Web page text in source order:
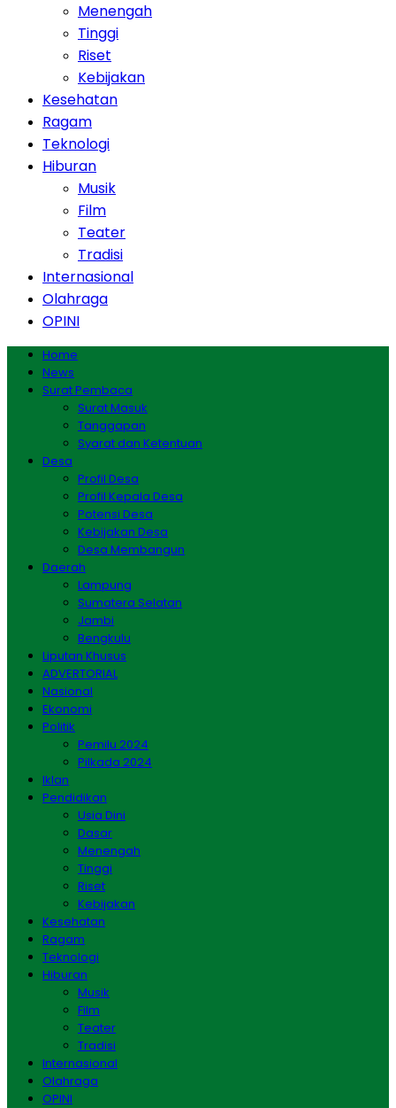
Menengah
Tinggi
Riset
Kebijakan
Kesehatan
Ragam
Teknologi
Hiburan
Musik
Film
Teater
Tradisi
Internasional
Olahraga
OPINI
Home
News
Surat Pembaca
Surat Masuk
Tanggapan
Syarat dan Ketentuan
Desa
Profil Desa
Profil Kepala Desa
Potensi Desa
Kebijakan Desa
Desa Membangun
Daerah
Lampung
Sumatera Selatan
Jambi
Bengkulu
Liputan Khusus
ADVERTORIAL
Nasional
Ekonomi
Politik
Pemilu 2024
Pilkada 2024
Iklan
Pendidikan
Usia Dini
Dasar
Menengah
Tinggi
Riset
Kebijakan
Kesehatan
Ragam
Teknologi
Hiburan
Musik
Film
Teater
Tradisi
Internasional
Olahraga
OPINI